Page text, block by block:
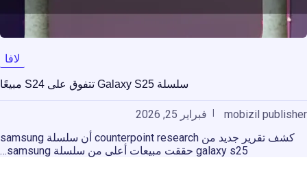
لافا
سلسلة Galaxy S25 تتفوق على S24 مبيعًا
mobizil publisher
فبراير 25, 2026
كشف تقرير جديد من counterpoint research أن سلسلة samsung
galaxy s25 حققت مبيعات أعلى من سلسلة samsung…